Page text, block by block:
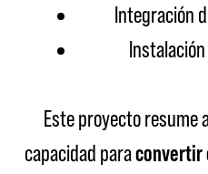
Integración
Este proyecto resume
capacidad paraconvertir